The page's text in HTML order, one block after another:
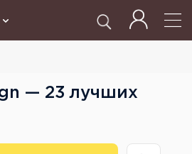
— 23 лучших